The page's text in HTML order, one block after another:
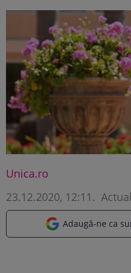
Unica.ro
23.12.2020, 12:11 .
Adaugă-ne ca